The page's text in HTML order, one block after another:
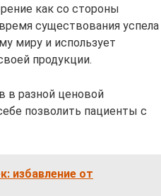
как со стороны
существования успела
миру и использует
продукции.
в разной ценовой
позволить пациенты с
избавление от